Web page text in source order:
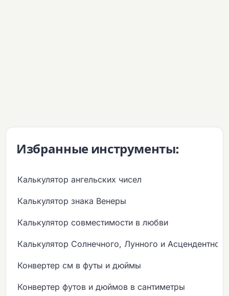
Избранные инструменты:
Калькулятор ангельских чисел
Калькулятор знака Венеры
Калькулятор совместимости в любви
Калькулятор Солнечного, Лунного и
Конвертер см в футы и дюймы
Конвертер футов и дюймов в сантиметры